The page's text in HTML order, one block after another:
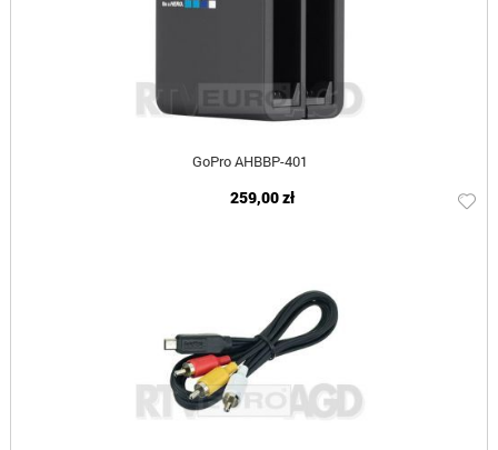
GoPro AHBBP-401
259,00 zł